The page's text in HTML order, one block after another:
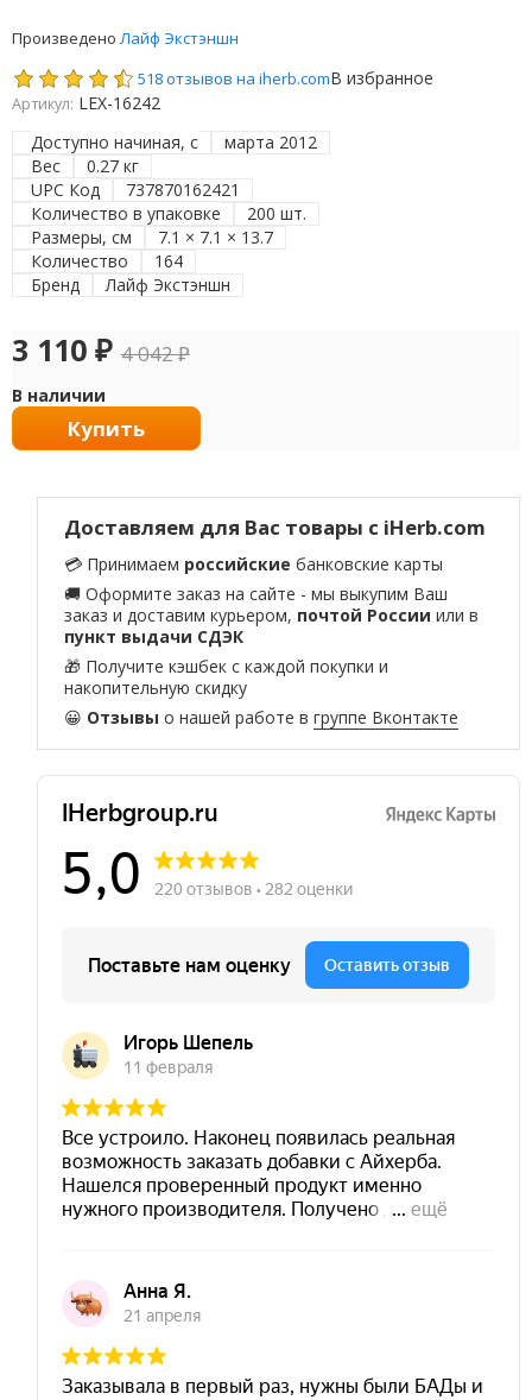
Произведено Лайф Экстэншн
518 отзывов на iherb.comВ избранное
Артикул: LEX-16242
Доступно начиная, с
марта 2012
Вес
0.27 кг
UPC Код
737870162421
Количество в упаковке
200 шт.
Размеры, см
7.1 × 7.1 × 13.7
Количество
164
Бренд
Лайф Экстэншн
3 110 ₽ 4 042₽
В наличии
Купить
Доставляем для Вас товары с iHerb.com
💳 Принимаем российские банковские карты
🚚 Оформите заказ на сайте - мы выкупим Ваш
заказ и доставим курьером, почтой России или в
пункт выдачи СДЭК
🎁 Получите кэшбек с каждой покупки и
накопительную скидку
😀 Отзывы о нашей работе вгруппе Вконтакте